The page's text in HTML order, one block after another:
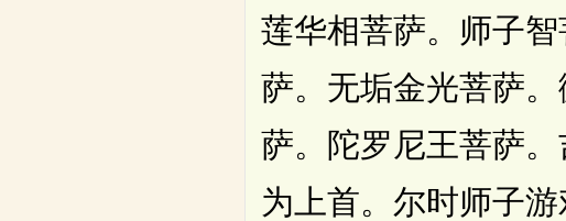
莲华相菩萨。师子
萨。无垢金光菩萨
萨。陀罗尼王菩萨
为上首。尔时师子